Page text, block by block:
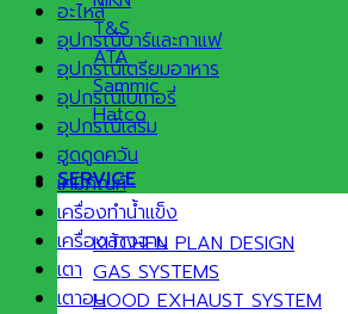
T&S
ATA
Sammic
Hatco
SERVICE
KITCHEN PLAN DESIGN
GAS SYSTEMS
HOOD EXHAUST SYSTEM
อะไหล่
อุปกรณ์บาร์และกาแฟ
อุปกรณ์เตรียมอาหาร
อุปกรณ์เบเกอรี่
อุปกรณ์เสริม
ฮูดดูดควัน
เคมีภัณฑ์
เครื่องทำน้ำแข็ง
เครื่องล้างจาน
เตา
เตาอบ